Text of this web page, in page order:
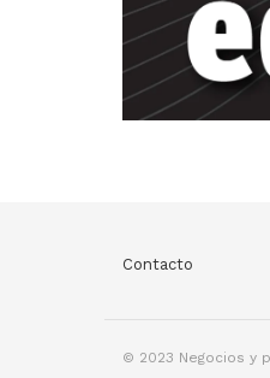
Contacto
© 2023 Negocios y